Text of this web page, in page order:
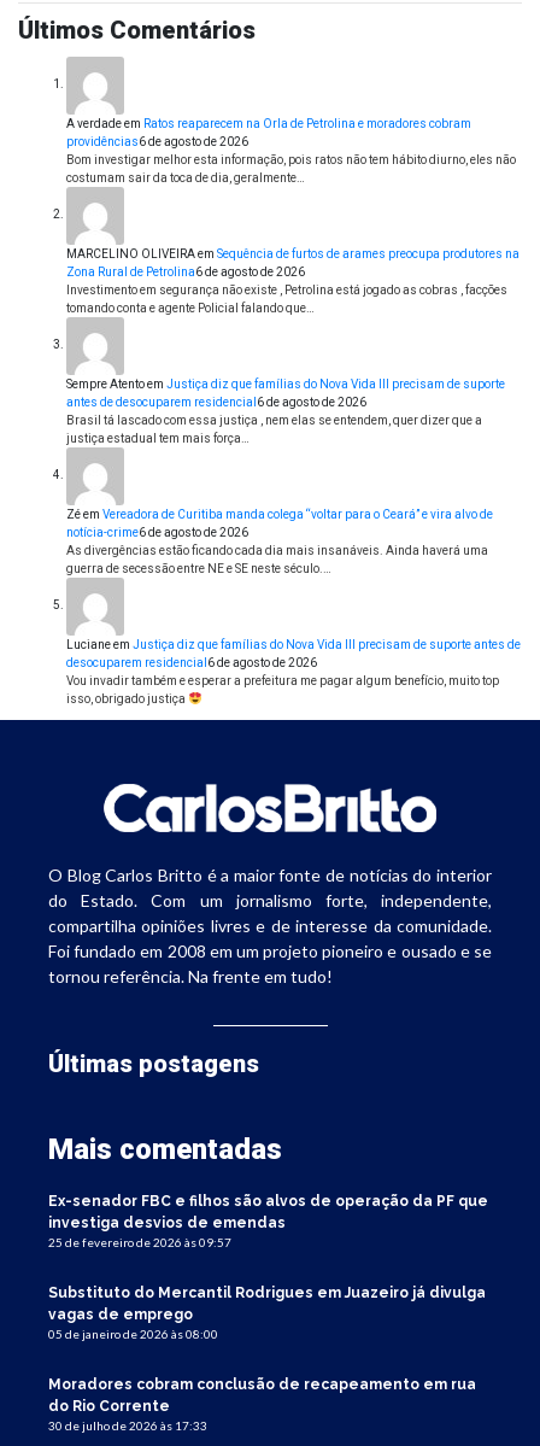
Últimos Comentários
A verdadeem Ratos reaparecem na Orla de Petrolina e moradores cobram
providências6 de agosto de 2026
Bom investigar melhor esta informação, pois ratos não tem hábito diurno, eles não
costumam sair da toca de dia, geralmente…
MARCELINO OLIVEIRAem Sequência de furtos de arames preocupa produtores na
Zona Rural de Petrolina6 de agosto de 2026
Investimento em segurança não existe , Petrolina está jogado as cobras , facções
tomando conta e agente Policial falando que…
Sempre Atentoem Justiça diz que famílias do Nova Vida III precisam de suporte
antes de desocuparem residencial 6 de agosto de 2026
Brasil tá lascado com essa justiça , nem elas se entendem, quer dizer que a
justiça estadual tem mais força…
Zéem Vereadora de Curitiba manda colega “voltar para o Ceará” e vira alvo de
notícia-crime6 de agosto de 2026
As divergências estão ficando cada dia mais insanáveis. Ainda haverá uma
guerra de secessão entre NE e SE neste século.…
Lucianeem Justiça diz que famílias do Nova Vida III precisam de suporte antes de
desocuparem residencial 6 de agosto de 2026
Vou invadir também e esperar a prefeitura me pagar algum benefício, muito top
isso, obrigado justiça
O Blog Carlos Britto é a maior fonte de notícias do interior
do Estado. Com um jornalismo forte, independente,
compartilha opiniões livres e de interesse da comunidade.
Foi fundado em 2008 em um projeto pioneiro e ousado e se
tornou referência. Na frente em tudo!
Últimas postagens
Mais comentadas
Ex-senador FBC e filhos são alvos de operação da PF que
investiga desvios de emendas
25 de fevereiro de 2026 às 09:57
Substituto do Mercantil Rodrigues em Juazeiro já divulga
vagas de emprego
05 de janeiro de 2026 às 08:00
Moradores cobram conclusão de recapeamento em rua
do Rio Corrente
30 de julho de 2026 às 17:33